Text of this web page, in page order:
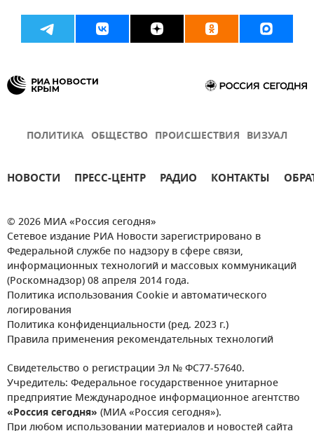
ПОЛИТИКА ОБЩЕСТВО ПРОИСШЕСТВИЯ ВИЗУАЛ
НОВОСТИ ПРЕСС-ЦЕНТР РАДИО КОНТАКТЫ
© 2026 МИА «Россия сегодня»
Сетевое издание РИА Новости зарегистрировано в
Федеральной службе по надзору в сфере связи,
информационных технологий и массовых коммуникаций
(Роскомнадзор) 08 апреля 2014 года.
Политика использования Cookie и автоматического
логирования
Политика конфиденциальности (ред. 2023 г.)
Правила применения рекомендательных технологий
Свидетельство о регистрации Эл № ФС77-57640.
Учредитель: Федеральное государственное унитарное
предприятие Международное информационное агентство
«Россия сегодня» (МИА «Россия сегодня»).